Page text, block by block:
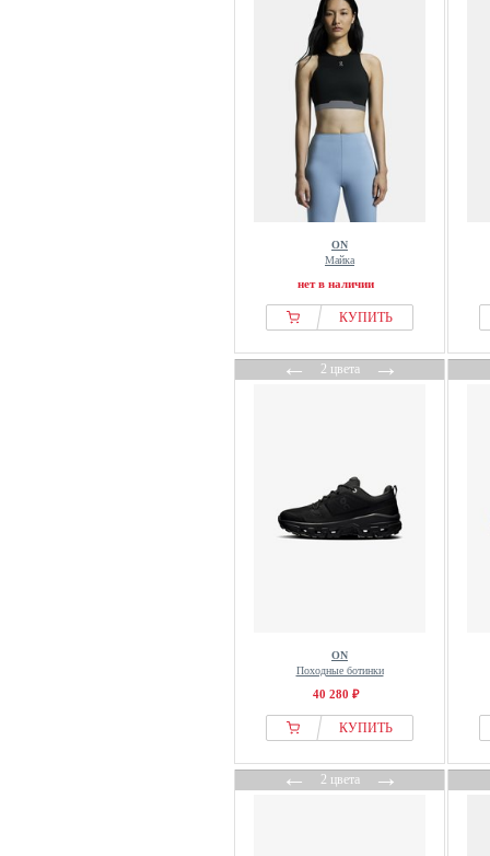
ON
Майка
нет в наличии
КУПИТЬ
←2 цвета→
ON
Походные ботинки
40 280 ₽
КУПИТЬ
←2 цвета→